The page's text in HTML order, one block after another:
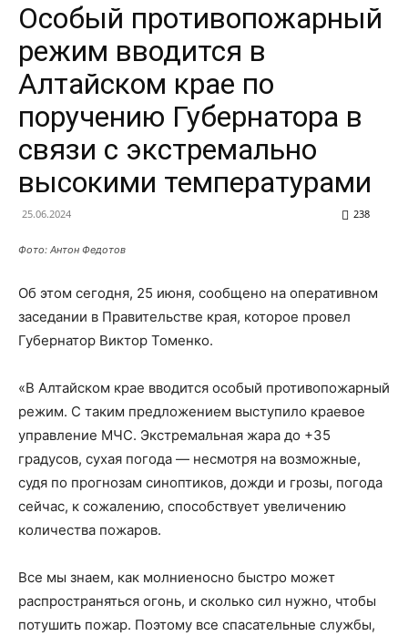
Особый противопожарный
режим вводится в
Алтайском крае по
поручению Губернатора в
связи с экстремально
высокими температурами
25.06.2024 238
Фото: Антон Федотов
Об этом сегодня, 25 июня, сообщено на оперативном
заседании в Правительстве края, которое провел
Губернатор Виктор Томенко.
«В Алтайском крае вводится особый противопожарный
режим. С таким предложением выступило краевое
управление МЧС. Экстремальная жара до +35
градусов, сухая погода — несмотря на возможные,
судя по прогнозам синоптиков, дожди и грозы, погода
сейчас, к сожалению, способствует увеличению
количества пожаров.
Все мы знаем, как молниеносно быстро может
распространяться огонь, и сколько сил нужно, чтобы
потушить пожар. Поэтому все спасательные службы,